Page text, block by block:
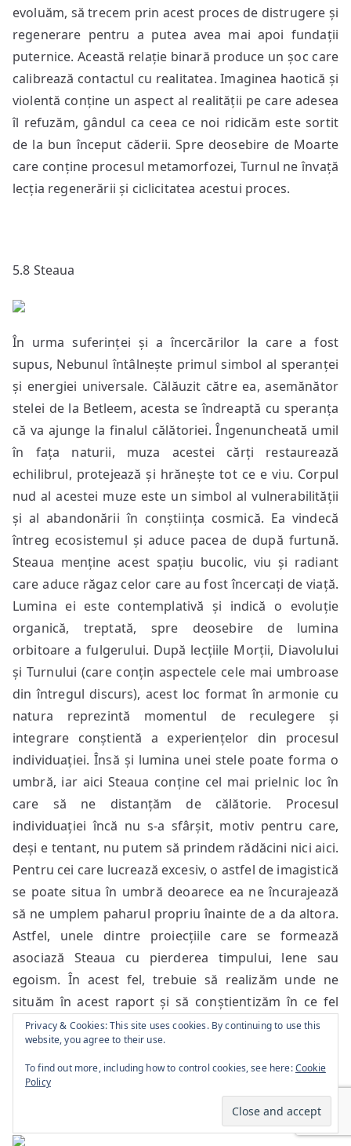
evoluăm, să trecem prin acest proces de distrugere și
regenerare pentru a putea avea mai apoi fundații
puternice. Această relație binară produce un șoc care
calibrează contactul cu realitatea. Imaginea haotică și
violentă conține un aspect al realității pe care adesea
îl refuzăm, gândul ca ceea ce noi ridicăm este sortit
de la bun început căderii. Spre deosebire de Moarte
care conține procesul metamorfozei, Turnul ne învață
lecția regenerării și ciclicitatea acestui proces.
5.8 Steaua
În urma suferinței și a încercărilor la care a fost
supus, Nebunul întâlnește primul simbol al speranței
și energiei universale. Călăuzit către ea, asemănător
stelei de la Betleem, acesta se îndreaptă cu speranța
că va ajunge la finalul călătoriei. Îngenuncheată umil
în fața naturii, muza acestei cărți restaurează
echilibrul, protejează și hrănește tot ce e viu. Corpul
nud al acestei muze este un simbol al vulnerabilității
și al abandonării în conștiința cosmică. Ea vindecă
întreg ecosistemul și aduce pacea de după furtună.
Steaua menține acest spațiu bucolic, viu și radiant
care aduce răgaz celor care au fost încercați de viață.
Lumina ei este contemplativă și indică o evoluție
organică, treptată, spre deosebire de lumina
orbitoare a fulgerului. După lecțiile Morții, Diavolului
și Turnului (care conțin aspectele cele mai umbroase
din întregul discurs), acest loc format în armonie cu
natura reprezintă momentul de reculegere și
integrare conștientă a experiențelor din procesul
individuației. Însă și lumina unei stele poate forma o
umbră, iar aici Steaua conține cel mai prielnic loc în
care să ne distanțăm de călătorie. Procesul
individuației încă nu s-a sfârșit, motiv pentru care,
deși e tentant, nu putem să prindem rădăcini nici aici.
Pentru cei care lucrează excesiv, o astfel de imagistică
se poate situa în umbră deoarece ea ne încurajează
să ne umplem paharul propriu înainte de a da altora.
Astfel, unele dintre proiecțiile care se formează
asociază Steaua cu pierderea timpului, lene sau
egoism. În acest fel, trebuie să realizăm unde ne
situăm în acest raport și să conștientizăm în ce fel
depunem propria energie în cursul procesului.
Privacy & Cookies: This site uses cookies. By continuing to use this
website, you agree to their use.
To find out more, including how to control cookies, see here:Cookie
Policy